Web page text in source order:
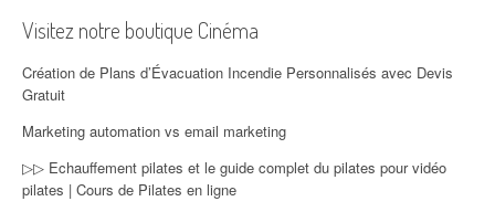
Visitez notre boutique Cinéma
Création de Plans d’Évacuation Incendie Personnalisés avec Devis
Gratuit
Marketing automation vs email marketing
▷▷ Echauffement pilates et le guide complet du pilates pour vidéo
pilates | Cours de Pilates en ligne